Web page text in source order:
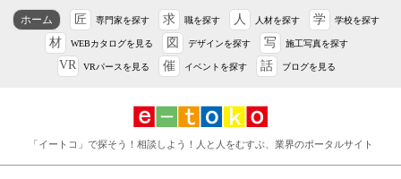
ホーム 匠 専門家を探す 求 職を探す 人 人材を探す 学 学校を探す
材 WEBカタログを見る 図 デザインを探す 写 施工写真を探す
VR VRパースを見る 催 イベントを探す 話 ブログを見る
「イートコ」で探そう！相談しよう！人と人をむすぶ、業界のポータルサイト